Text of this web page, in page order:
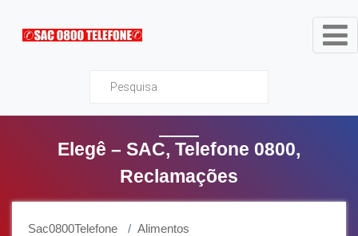
Sac0800Telefone
Elegê – SAC, Telefone 0800,
Reclamações
Sac0800Telefone Alimentos